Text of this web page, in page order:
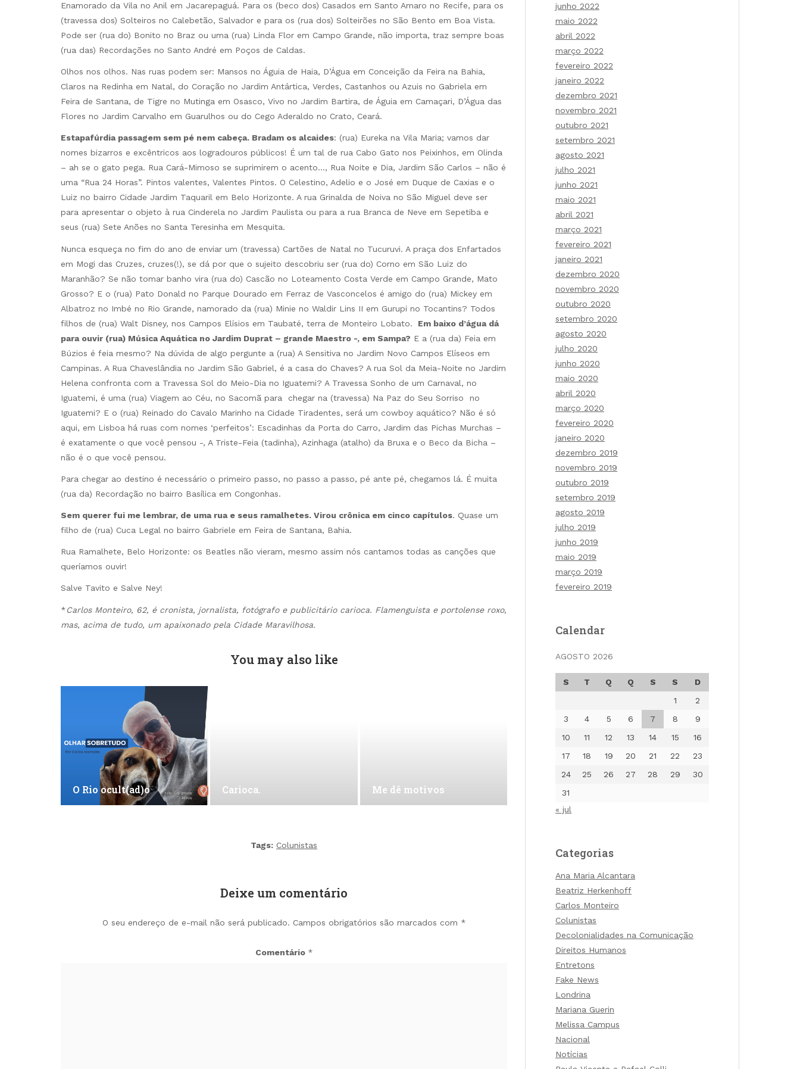
Enamorado da Vila no Anil em Jacarepaguá. Para os (beco dos) Casados em Santo Amaro no Recife, para os
(travessa dos) Solteiros no Calebetão, Salvador e para os (rua dos) Solteirões no São Bento em Boa Vista.
Pode ser (rua do) Bonito no Braz ou uma (rua) Linda Flor em Campo Grande, não importa, traz sempre boas
(rua das) Recordações no Santo André em Poços de Caldas.
Olhos nos olhos. Nas ruas podem ser: Mansos no Águia de Haia, D’Água em Conceição da Feira na Bahia,
Claros na Redinha em Natal, do Coração no Jardim Antártica, Verdes, Castanhos ou Azuis no Gabriela em
Feira de Santana, de Tigre no Mutinga em Osasco, Vivo no Jardim Bartira, de Águia em Camaçari, D’Água das
Flores no Jardim Carvalho em Guarulhos ou do Cego Aderaldo no Crato, Ceará.
Estapafúrdia passagem sem pé nem cabeça. Bradam os alcaides: (rua) Eureka na Vila Maria; vamos dar
nomes bizarros e excêntricos aos logradouros públicos! É um tal de rua Cabo Gato nos Peixinhos, em Olinda
– ah se o gato pega. Rua Cará-Mimoso se suprimirem o acento…, Rua Noite e Dia, Jardim São Carlos – não é
uma “Rua 24 Horas”. Pintos valentes, Valentes Pintos. O Celestino, Adelio e o José em Duque de Caxias e o
Luiz no bairro Cidade Jardim Taquaril em Belo Horizonte. A rua Grinalda de Noiva no São Miguel deve ser
para apresentar o objeto à rua Cinderela no Jardim Paulista ou para a rua Branca de Neve em Sepetiba e
seus (rua) Sete Anões no Santa Teresinha em Mesquita.
Nunca esqueça no fim do ano de enviar um (travessa) Cartões de Natal no Tucuruvi. A praça dos Enfartados
em Mogi das Cruzes, cruzes(!), se dá por que o sujeito descobriu ser (rua do) Corno em São Luiz do
Maranhão? Se não tomar banho vira (rua do) Cascão no Loteamento Costa Verde em Campo Grande, Mato
Grosso? E o (rua) Pato Donald no Parque Dourado em Ferraz de Vasconcelos é amigo do (rua) Mickey em
Albatroz no Imbé no Rio Grande, namorado da (rua) Minie no Waldir Lins II em Gurupi no Tocantins? Todos
filhos de (rua) Walt Disney, nos Campos Elísios em Taubaté, terra de Monteiro Lobato.
Em baixo d’água dá
para ouvir (rua) Música Aquática no Jardim Duprat – grande Maestro -, em Sampa? E a (rua da) Feia em
Búzios é feia mesmo? Na dúvida de algo pergunte a (rua) A Sensitiva no Jardim Novo Campos Elíseos em
Campinas. A Rua Chaveslândia no Jardim São Gabriel, é a casa do Chaves? A rua Sol da Meia-Noite no Jardim
Helena confronta com a Travessa Sol do Meio-Dia no Iguatemi? A Travessa Sonho de um Carnaval, no
Iguatemi, é uma (rua) Viagem ao Céu, no Sacomã para chegar na (travessa) Na Paz do Seu Sorriso no
Iguatemi? E o (rua) Reinado do Cavalo Marinho na Cidade Tiradentes, será um cowboy aquático? Não é só
aqui, em Lisboa há ruas com nomes ‘perfeitos’: Escadinhas da Porta do Carro, Jardim das Pichas Murchas –
é exatamente o que você pensou -, A Triste-Feia (tadinha), Azinhaga (atalho) da Bruxa e o Beco da Bicha –
não é o que você pensou.
Para chegar ao destino é necessário o primeiro passo, no passo a passo, pé ante pé, chegamos lá. É muita
(rua da) Recordação no bairro Basílica em Congonhas.
Sem querer fui me lembrar, de uma rua e seus ramalhetes. Virou crônica em cinco capítulos. Quase um
filho de (rua) Cuca Legal no bairro Gabriele em Feira de Santana, Bahia.
Rua Ramalhete, Belo Horizonte: os Beatles não vieram, mesmo assim nós cantamos todas as canções que
queríamos ouvir!
Salve Tavito e Salve Ney!
*Carlos Monteiro, 62, é cronista, jornalista, fotógrafo e publicitário carioca. Flamenguista e portolense roxo,
mas, acima de tudo, um apaixonado pela Cidade Maravilhosa.
You may also like
O Rio ocult(ad)o Carioca. Me dê motivos
Tags: Colunistas
Deixe um comentário
O seu endereço de e-mail não será publicado. Campos obrigatórios são marcados com *
Comentário *
junho 2022
maio 2022
abril 2022
março 2022
fevereiro 2022
janeiro 2022
dezembro 2021
novembro 2021
outubro 2021
setembro 2021
agosto 2021
julho 2021
junho 2021
maio 2021
abril 2021
março 2021
fevereiro 2021
janeiro 2021
dezembro 2020
novembro 2020
outubro 2020
setembro 2020
agosto 2020
julho 2020
junho 2020
maio 2020
abril 2020
março 2020
fevereiro 2020
janeiro 2020
dezembro 2019
novembro 2019
outubro 2019
setembro 2019
agosto 2019
julho 2019
junho 2019
maio 2019
março 2019
fevereiro 2019
Calendar
AGOSTO 2026
S T Q Q S S
D
1
2
3
4 5 6 7 8
9
10
11 12 13 14 15
16
17
18 19 20 21 22
23
24
25 26 27 28 29
30
31
« jul
Categorias
Ana Maria Alcantara
Beatriz Herkenhoff
Carlos Monteiro
Colunistas
Decolonialidades na Comunicação
Direitos Humanos
Entretons
Fake News
Londrina
Mariana Guerin
Melissa Campus
Nacional
Notícias